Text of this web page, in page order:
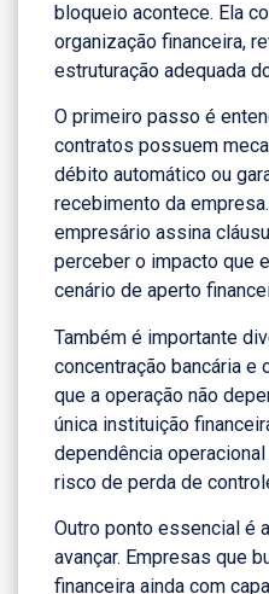
bloqueio acontece. Ela
organização financeira,
estruturação adequada
O primeiro passo é
contratos possuem
débito automático ou
recebimento da
empresário assina
perceber o impacto que
cenário de aperto
Também é importante
concentração bancária e
que a operação não
única instituição
dependência
risco de perda de
Outro ponto essencial é
avançar. Empresas que
financeira ainda com